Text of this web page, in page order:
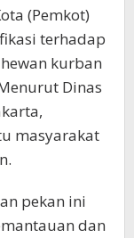
(Pemkot)
terhadap
kurban
Dinas
masyarakat
pekan ini
dan